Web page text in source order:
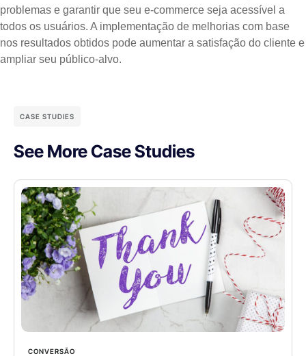
problemas e garantir que seu e-commerce seja acessível a
todos os usuários. A implementação de melhorias com base
nos resultados obtidos pode aumentar a satisfação do cliente e
ampliar seu público-alvo.
CASE STUDIES
See More Case Studies
CONVERSÃO